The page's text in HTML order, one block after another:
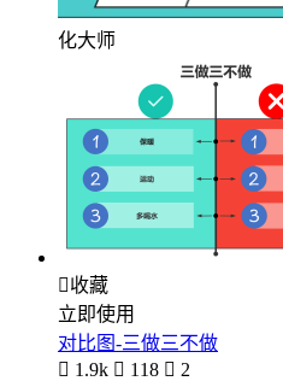
化大师
收藏
立即使用
对比图-三做三不做
 1.9k  118  2